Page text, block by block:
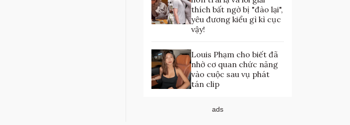
thích bất ngờ bị "đào lại",
yêu đương kiểu gì kì cục
vậy!
Louis Phạm cho biết đã
nhờ cơ quan chức năng
vào cuộc sau vụ phát
tán clip
ads